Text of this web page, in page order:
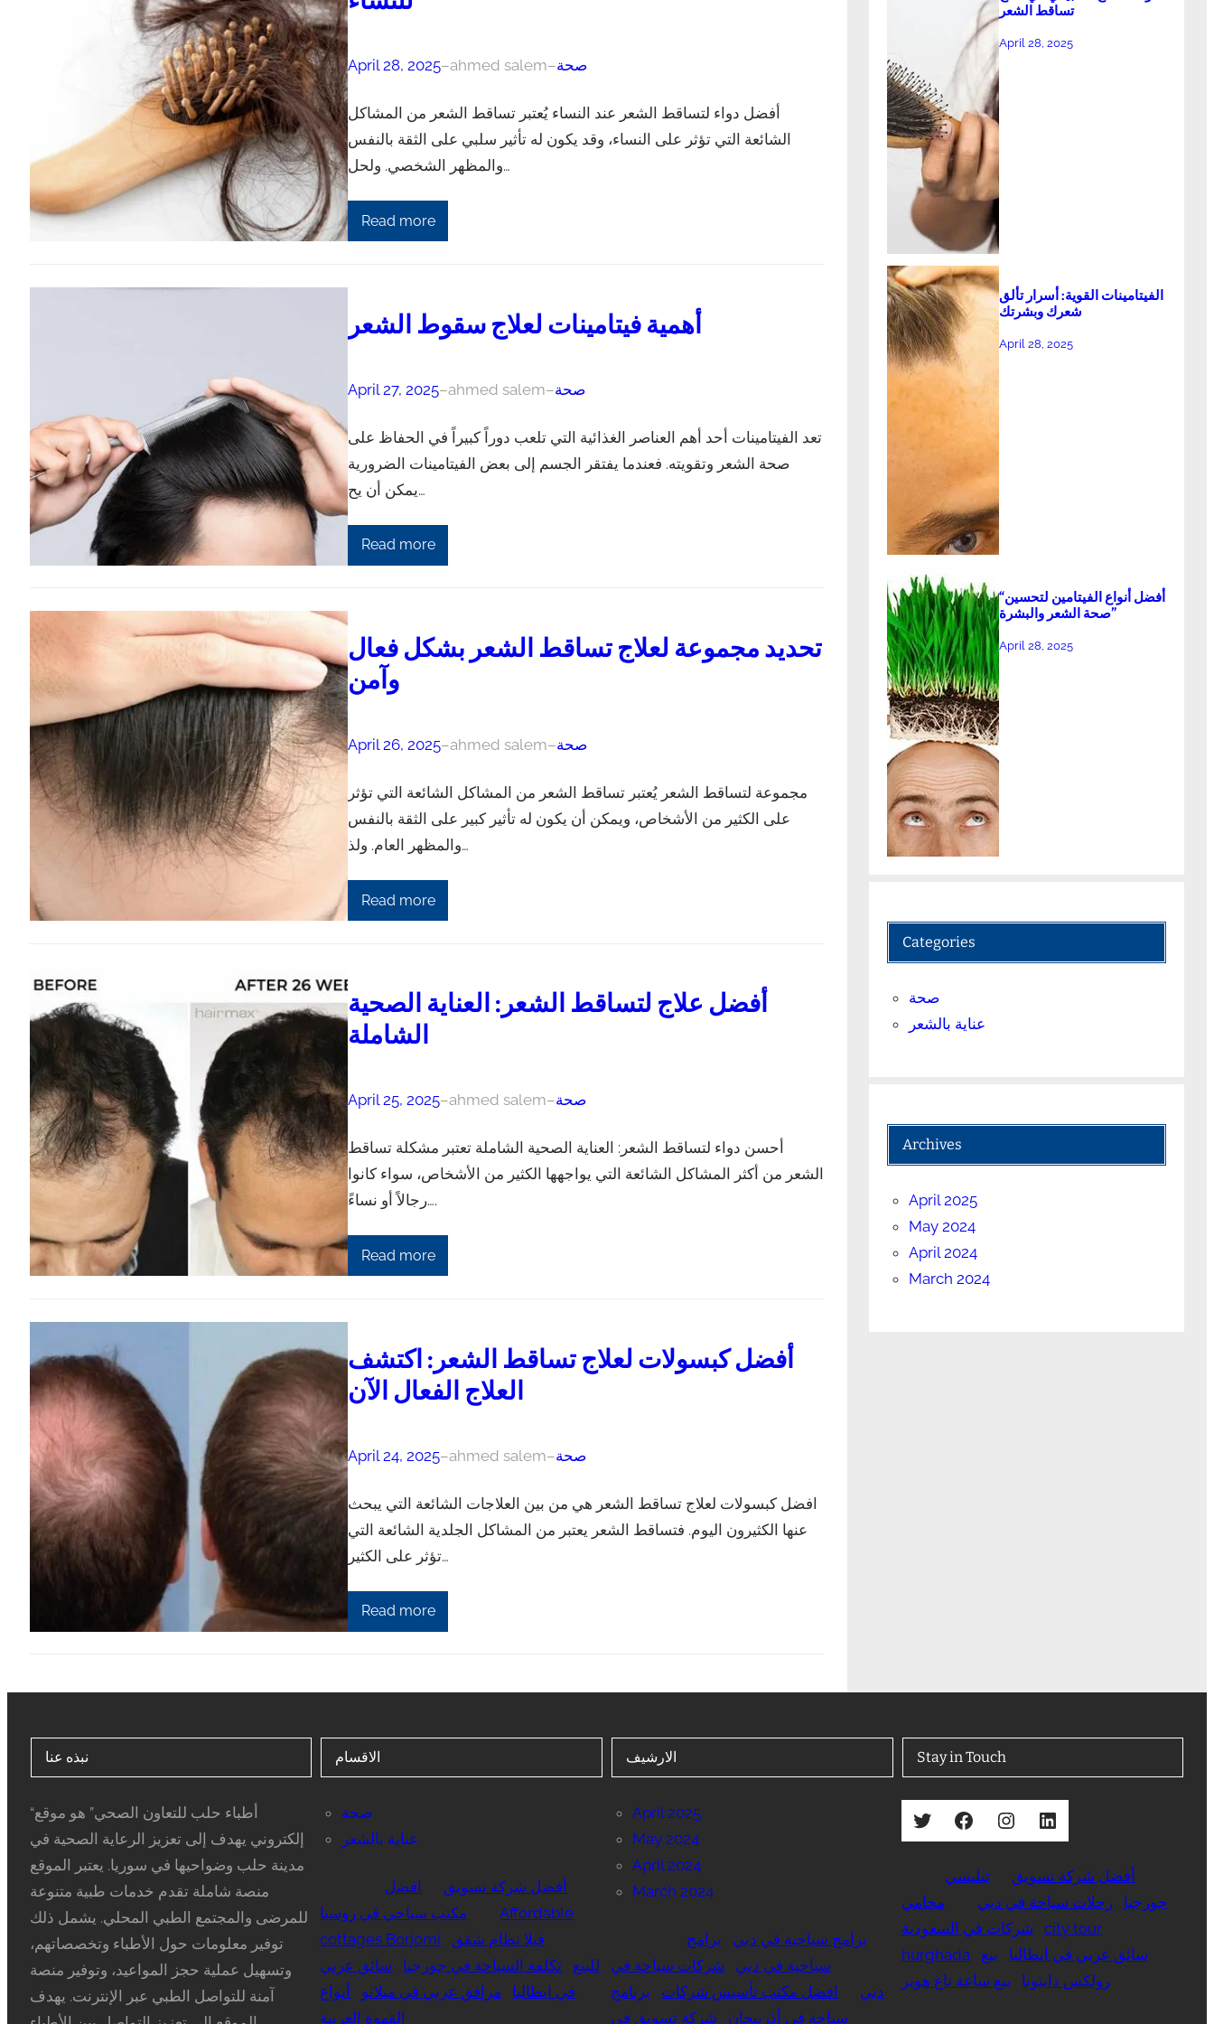
April 28, 2025–ahmed salem–صحة
أفضل دواء لتساقط الشعر عند النساء يُعتبر تساقط الشعر من المشاكل
الشائعة التي تؤثر على النساء، وقد يكون له تأثير سلبي على الثقة بالنفس
والمظهر الشخصي. ولحل…
Read more
أهمية فيتامينات لعلاج سقوط الشعر
April 27, 2025–ahmed salem–صحة
تعد الفيتامينات أحد أهم العناصر الغذائية التي تلعب دوراً كبيراً في الحفاظ على
صحة الشعر وتقويته. فعندما يفتقر الجسم إلى بعض الفيتامينات الضرورية
يمكن أن يح…
Read more
تحديد مجموعة لعلاج تساقط الشعر بشكل فعال
وآمن
April 26, 2025–ahmed salem–صحة
مجموعة لتساقط الشعر يُعتبر تساقط الشعر من المشاكل الشائعة التي تؤثر
على الكثير من الأشخاص، ويمكن أن يكون له تأثير كبير على الثقة بالنفس
والمظهر العام. ولذ…
Read more
أفضل علاج لتساقط الشعر: العناية الصحية
الشاملة
April 25, 2025–ahmed salem–صحة
أحسن دواء لتساقط الشعر: العناية الصحية الشاملة تعتبر مشكلة تساقط
الشعر من أكثر المشاكل الشائعة التي يواجهها الكثير من الأشخاص، سواء كانوا
رجالاً أو نساءً….
Read more
أفضل كبسولات لعلاج تساقط الشعر: اكتشف
العلاج الفعال الآن
April 24, 2025–ahmed salem–صحة
افضل كبسولات لعلاج تساقط الشعر هي من بين العلاجات الشائعة التي يبحث
عنها الكثيرون اليوم. فتساقط الشعر يعتبر من المشاكل الجلدية الشائعة التي
تؤثر على الكثير…
Read more
تساقط الشعر
April 28, 2025
الفيتامينات القوية: أسرار تألق
شعرك وبشرتك
April 28, 2025
“أفضل أنواع الفيتامين لتحسين
صحة الشعر والبشرة”
April 28, 2025
Categories
صحة
عناية بالشعر
Archives
April 2025
May 2024
April 2024
March 2024
نبذه عنا
“أطباء حلب للتعاون الصحي” هو موقع
إلكتروني يهدف إلى تعزيز الرعاية الصحية في
مدينة حلب وضواحيها في سوريا. يعتبر الموقع
منصة شاملة تقدم خدمات طبية متنوعة
للمرضى والمجتمع الطبي المحلي. يشمل ذلك
توفير معلومات حول الأطباء وتخصصاتهم،
وتسهيل عملية حجز المواعيد، وتوفير منصة
آمنة للتواصل الطبي عبر الإنترنت. يهدف
الاقسام
صحة
عناية بالشعر
أفضل شركة تسويق
افضل
مكتب سياحي في روسيا
Affordable
cottages Borjomi
فيلا نظام شقق
للبيع
تكلفة السياحة في جورجيا
سائق عربي
في ايطاليا
مرافق عربي في ميلانو
أنواع
القهوة العربية
الارشيف
April 2025
May 2024
April 2024
March 2024
برامج سياحية في دبي
برامج
سياحية في دبي
شركات سياحة في
دبي
افضل مكتب تأسيس شركات
برنامج
سياحة في أذربيجان
شركة تسويق في
Stay in Touch
Twitter Facebook Instagram LinkedIn
أفضل شركة تسويق
تبليسي
جورجيا
رحلات سياحة في دبي
محامي
شركات في السعودية
city tour
hurghada
سائق عربي في ايطاليا
بيع
رولكس دايتونا
بيع ساعة تاغ هوير